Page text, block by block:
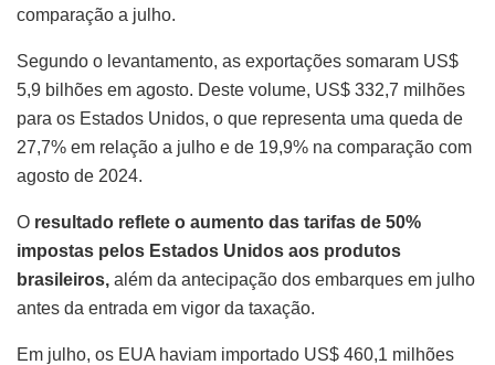
comparação a julho.
Segundo o levantamento, as exportações somaram US$
5,9 bilhões em agosto. Deste volume, US$ 332,7 milhões
para os Estados Unidos, o que representa uma queda de
27,7% em relação a julho e de 19,9% na comparação com
agosto de 2024.
O resultado reflete o aumento das tarifas de 50%
impostas pelos Estados Unidos aos produtos
brasileiros, além da antecipação dos embarques em julho
antes da entrada em vigor da taxação.
Em julho, os EUA haviam importado US$ 460,1 milhões